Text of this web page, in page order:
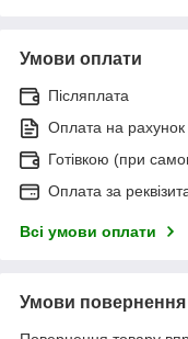
Умови оплати
Післяплата
Оплата на рахунок
Готівкою (при
Оплата за
Всі умови оплати
Умови повернення